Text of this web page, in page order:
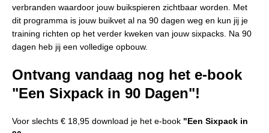
verbranden waardoor jouw buikspieren zichtbaar worden. Met
dit programma is jouw buikvet al na 90 dagen weg en kun jij je
training richten op het verder kweken van jouw sixpacks. Na 90
dagen heb jij een volledige opbouw.
Ontvang vandaag nog het e-book
"Een Sixpack in 90 Dagen"!
Voor slechts € 18,95 download je het e-book "Een Sixpack in